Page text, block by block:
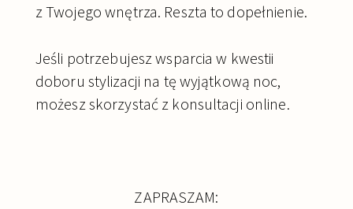
z Twojego wnętrza. Reszta to dopełnienie.
Jeśli potrzebujesz wsparcia w kwestii
doboru stylizacji na tę wyjątkową noc,
możesz skorzystać z konsultacji online.
ZAPRASZAM: